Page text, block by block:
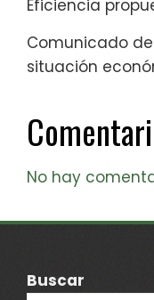
Eficiencia
Comunicado
situación
No hay
Buscar